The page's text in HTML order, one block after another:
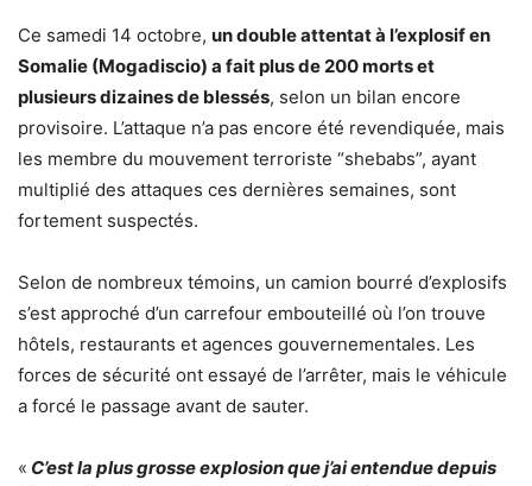
Ce samedi 14 octobre, un double attentat à l’explosif en
Somalie (Mogadiscio) a fait plus de 200 morts et
plusieurs dizaines de blessés, selon un bilan encore
provisoire. L’attaque n’a pas encore été revendiquée, mais
les membre du mouvement terroriste “shebabs”, ayant
multiplié des attaques ces dernières semaines, sont
fortement suspectés.
Selon de nombreux témoins, un camion bourré d’explosifs
s’est approché d’un carrefour embouteillé où l’on trouve
hôtels, restaurants et agences gouvernementales. Les
forces de sécurité ont essayé de l’arrêter, mais le véhicule
a forcé le passage avant de sauter.
« C’est la plus grosse explosion que j’ai entendue depuis